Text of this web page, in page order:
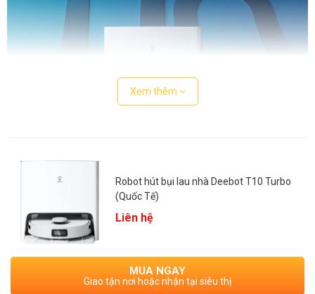
Xem thêm
Robot hút bụi lau nhà Deebot T10 Turbo
(Quốc Tế)
Liên hệ
MUA NGAY
Giao tận nơi hoặc nhận tại siêu thị